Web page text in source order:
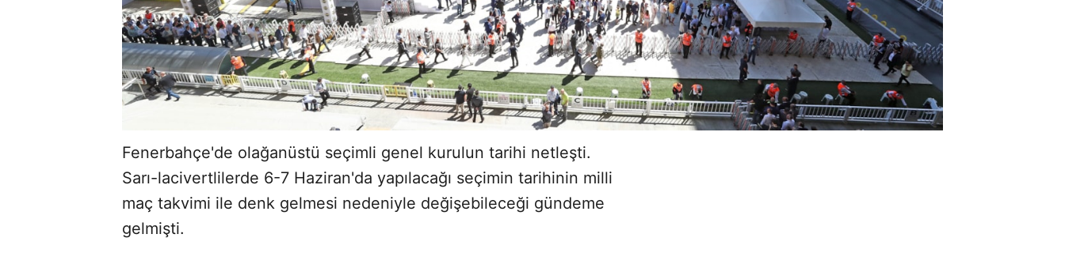
Fenerbahçe'de olağanüstü seçimli genel kurulun tarihi netleşti.
Sarı-lacivertlilerde 6-7 Haziran'da yapılacağı seçimin tarihinin milli
maç takvimi ile denk gelmesi nedeniyle değişebileceği gündeme
gelmişti.